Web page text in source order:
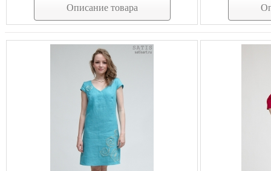
Описание товара